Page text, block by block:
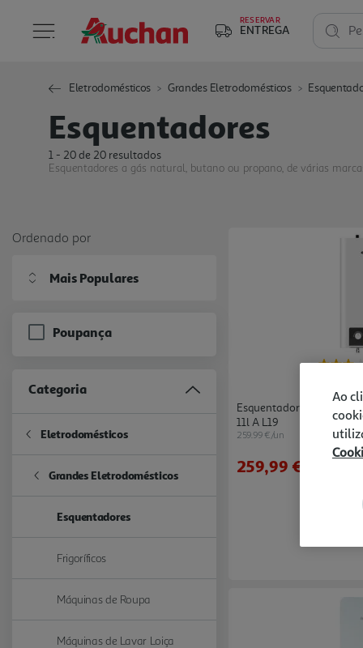
RESERVAR
ENTREGA
Eletrodomésticos Grandes Eletrodomésticos
Esquentadores
1 - 20 de 20 resultados
Esquentadores a gás natural, butano ou propano, de várias
Ordenado por
Mais Populares
Poupança
Categoria
Eletrodomésticos
Refine by Categoria: Eletrodomésticos
Grandes Eletrodomésticos
Refine by Categoria: Grandes Eletrodomésticos
Esquentadores
selected Currently Refined by Categoria: Esquentadores
Frigoríficos
Refine by Categoria: Frigoríficos
Máquinas de Roupa
Refine by Categoria: Máquinas de Roupa
Máquinas de Lavar Loiça
Esquentador A Gás
11l A L19
259.99 €/un
259,99 €
Ao